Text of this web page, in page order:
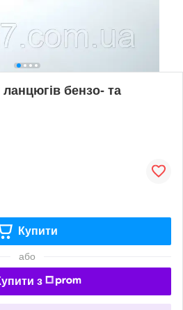
бензо- та
Купити
або
з